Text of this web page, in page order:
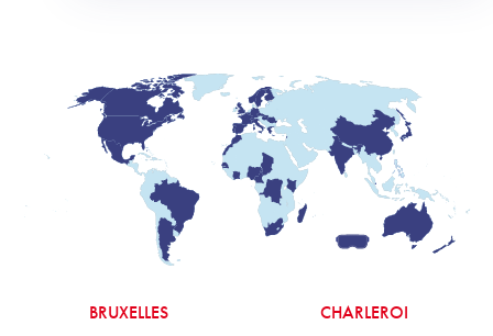
BRUXELLES CHARLEROI